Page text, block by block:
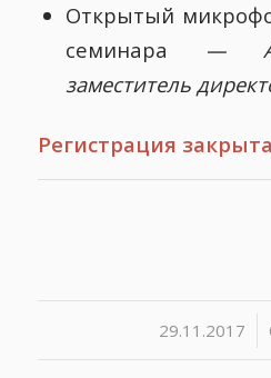
Открытый
семинара —
заместитель
Регистрация
29.11.2017
/